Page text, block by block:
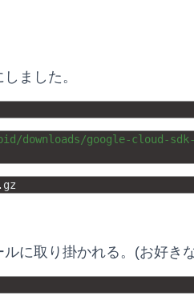
ました。
downloads/google-cloud-
. gz
に取り掛かれる。(お好き